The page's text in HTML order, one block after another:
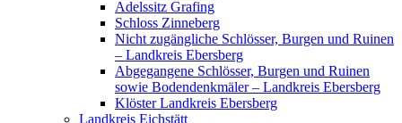
Adelssitz Grafing
Schloss Zinneberg
Nicht zugängliche Schlösser, Burgen und Ruinen
– Landkreis Ebersberg
Abgegangene Schlösser, Burgen und Ruinen
sowie Bodendenkmäler – Landkreis Ebersberg
Klöster Landkreis Ebersberg
Landkreis Eichstätt